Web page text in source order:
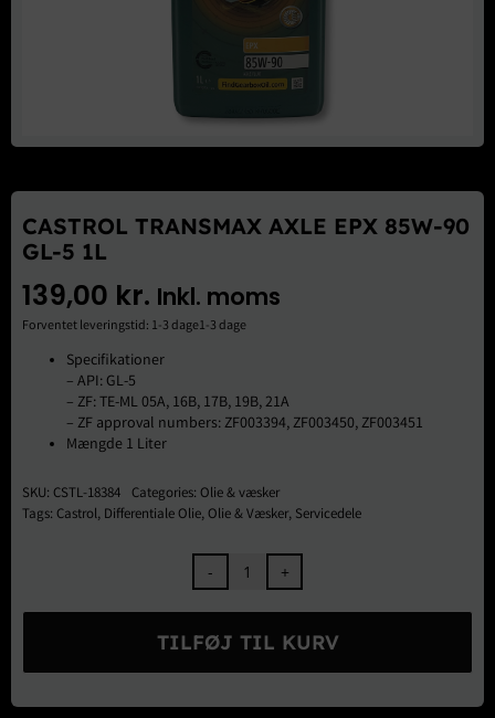
CASTROL TRANSMAX AXLE EPX 85W-90
GL-5 1L
139,00 kr. Inkl. moms
Forventet leveringstid: 1-3 dage1-3 dage
Specifikationer
– API: GL-5
– ZF: TE-ML 05A, 16B, 17B, 19B, 21A
– ZF approval numbers: ZF003394, ZF003450, ZF003451
Mængde 1 Liter
SKU: CSTL-18384 Categories: Olie & væsker
Tags: Castrol, Differentiale Olie,Olie & Væsker, Servicedele
Castrol
Transmax
Axle
EPX
85W-
90
TILFØJ TIL KURV